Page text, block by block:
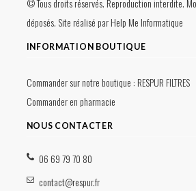
© Tous droits réservés. Reproduction interdite.
déposés. Site réalisé parHelp Me Informatique
INFORMATION BOUTIQUE
Commander sur notre boutique : RESPUR FILTRES
Commander en pharmacie
NOUS CONTACTER
06 69 79 70 80
contact@respur.fr